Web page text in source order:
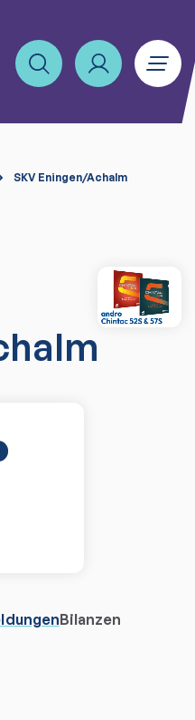
SKV Eningen/Achalm
Bilanzen